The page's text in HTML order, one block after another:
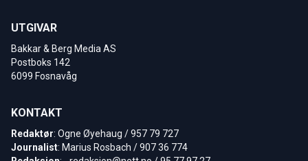
UTGIVAR
Bakkar & Berg Media AS
Postboks 142
6099 Fosnavåg
KONTAKT
Redaktør: Ogne Øyehaug / 957 79 727
Journalist: Marius Rosbach / 907 36 774